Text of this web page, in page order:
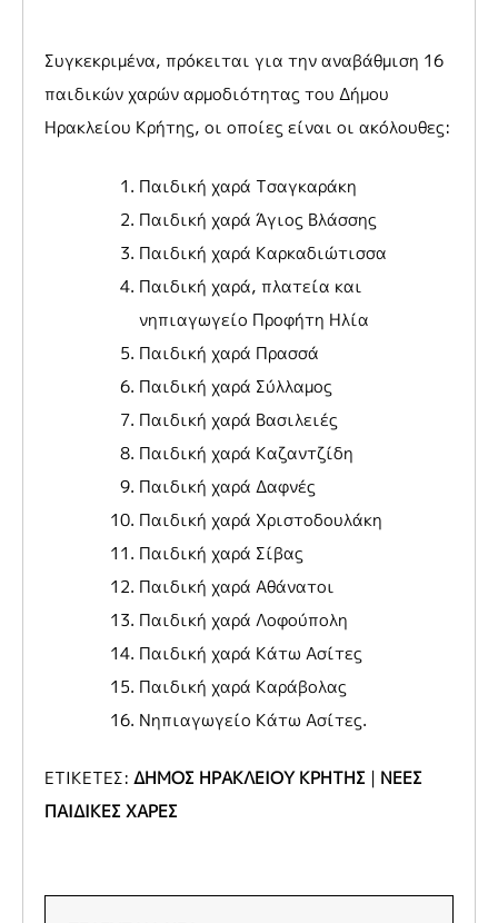
Συγκεκριμένα, πρόκειται για την αναβάθμιση 16
παιδικών χαρών αρμοδιότητας του Δήμου
Ηρακλείου Κρήτης, οι οποίες είναι οι ακόλουθες:
Παιδική χαρά Τσαγκαράκη
Παιδική χαρά Άγιος Βλάσσης
Παιδική χαρά Καρκαδιώτισσα
Παιδική χαρά, πλατεία και
νηπιαγωγείο Προφήτη Ηλία
Παιδική χαρά Πρασσά
Παιδική χαρά Σύλλαμος
Παιδική χαρά Βασιλειές
Παιδική χαρά Καζαντζίδη
Παιδική χαρά Δαφνές
Παιδική χαρά Χριστοδουλάκη
Παιδική χαρά Σίβας
Παιδική χαρά Αθάνατοι
Παιδική χαρά Λοφούπολη
Παιδική χαρά Κάτω Ασίτες
Παιδική χαρά Καράβολας
Νηπιαγωγείο Κάτω Ασίτες.
ΕΤΙΚΕΤΕΣ: ΔΗΜΟΣ ΗΡΑΚΛΕΙΟΥ ΚΡΗΤΗΣ | ΝΕΕΣ
ΠΑΙΔΙΚΕΣ ΧΑΡΕΣ